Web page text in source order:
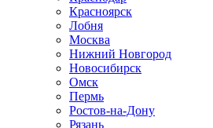
Красноярск
Лобня
Москва
Нижний Новгород
Новосибирск
Омск
Пермь
Ростов-на-Дону
Рязань